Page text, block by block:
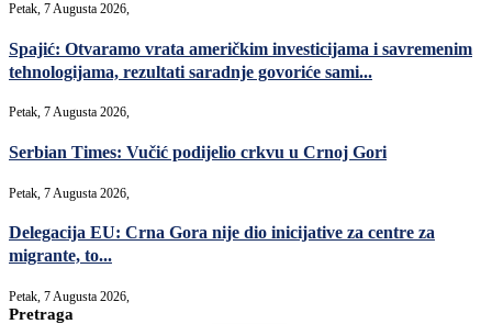
Petak, 7 Augusta 2026,
Spajić: Otvaramo vrata američkim investicijama i savremenim
tehnologijama, rezultati saradnje govoriće sami...
Petak, 7 Augusta 2026,
Serbian Times: Vučić podijelio crkvu u Crnoj Gori
Petak, 7 Augusta 2026,
Delegacija EU: Crna Gora nije dio inicijative za centre za
migrante, to...
Petak, 7 Augusta 2026,
Pretraga